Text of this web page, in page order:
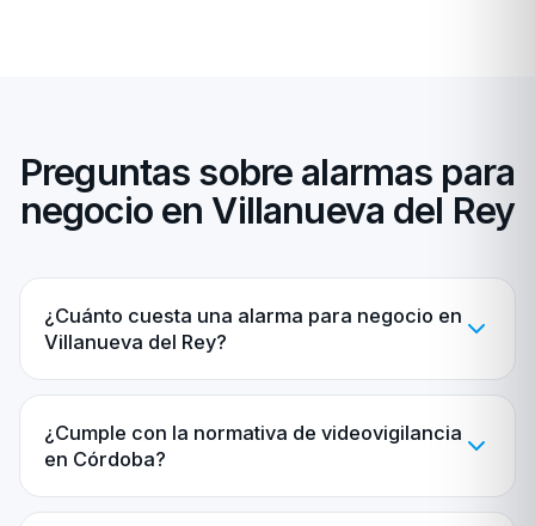
Preguntas sobre alarmas para
negocio en Villanueva del Rey
¿Cuánto cuesta una alarma para negocio en
Villanueva del Rey?
¿Cumple con la normativa de videovigilancia
en Córdoba?